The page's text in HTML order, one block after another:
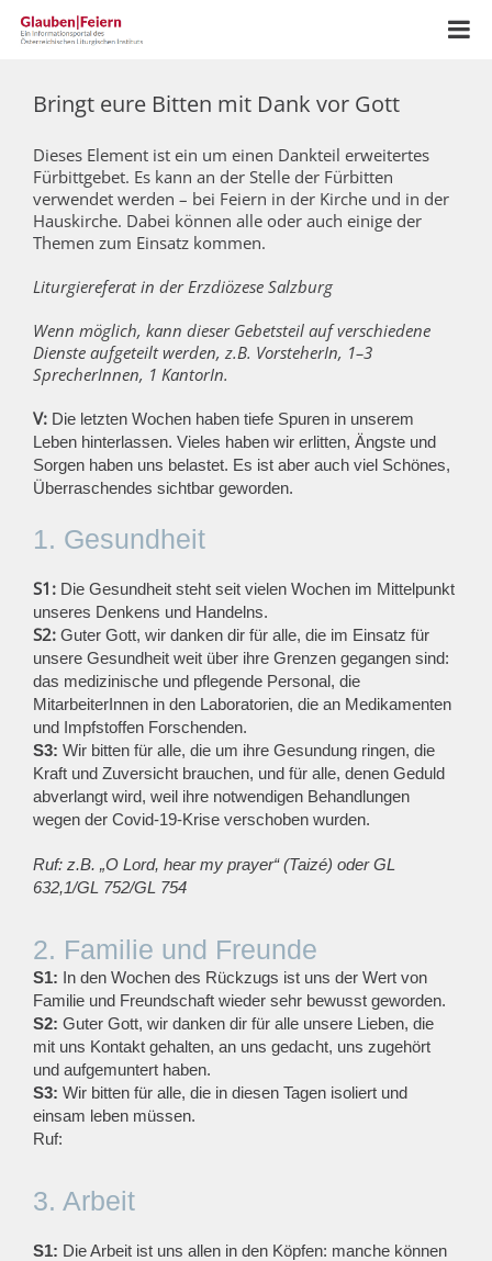
Bringt eure Bitten mit Dank vor Gott
Dieses Element ist ein um einen Dankteil erweitertes
Fürbittgebet. Es kann an der Stelle der Fürbitten
verwendet werden – bei Feiern in der Kirche und in der
Hauskirche. Dabei können alle oder auch einige der
Themen zum Einsatz kommen.
Liturgiereferat in der Erzdiözese Salzburg
Wenn möglich, kann dieser Gebetsteil auf verschiedene
Dienste aufgeteilt werden, z.B. VorsteherIn, 1–3
SprecherInnen, 1 KantorIn.
V: Die letzten Wochen haben tiefe Spuren in unserem
Leben hinterlassen. Vieles haben wir erlitten, Ängste und
Sorgen haben uns belastet. Es ist aber auch viel Schönes,
Überraschendes sichtbar geworden.
1. Gesundheit
S1: Die Gesundheit steht seit vielen Wochen im Mittelpunkt
unseres Denkens und Handelns.
S2: Guter Gott, wir danken dir für alle, die im Einsatz für
unsere Gesundheit weit über ihre Grenzen gegangen sind:
das medizinische und pflegende Personal, die
MitarbeiterInnen in den Laboratorien, die an Medikamenten
und Impfstoffen Forschenden.
S3: Wir bitten für alle, die um ihre Gesundung ringen, die
Kraft und Zuversicht brauchen, und für alle, denen Geduld
abverlangt wird, weil ihre notwendigen Behandlungen
wegen der Covid-19-Krise verschoben wurden.
Ruf: z.B. „O Lord, hear my prayer“ (Taizé) oder GL
632,1/GL 752/GL 754
2. Familie und Freunde
S1: In den Wochen des Rückzugs ist uns der Wert von
Familie und Freundschaft wieder sehr bewusst geworden.
S2: Guter Gott, wir danken dir für alle unsere Lieben, die
mit uns Kontakt gehalten, an uns gedacht, uns zugehört
und aufgemuntert haben.
S3: Wir bitten für alle, die in diesen Tagen isoliert und
einsam leben müssen.
Ruf:
3. Arbeit
S1: Die Arbeit ist uns allen in den Köpfen: manche können